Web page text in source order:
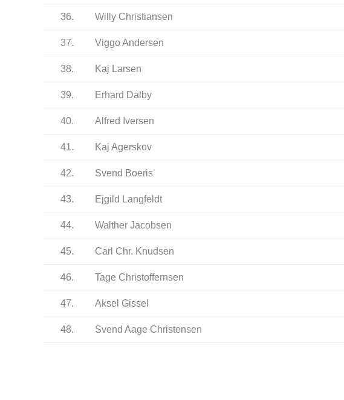
36. Willy Christiansen
37. Viggo Andersen
38. Kaj Larsen
39. Erhard Dalby
40. Alfred Iversen
41. Kaj Agerskov
42. Svend Boeris
43. Ejgild Langfeldt
44. Walther Jacobsen
45. Carl Chr. Knudsen
46. Tage Christoffernsen
47. Aksel Gissel
48. Svend Aage Christensen